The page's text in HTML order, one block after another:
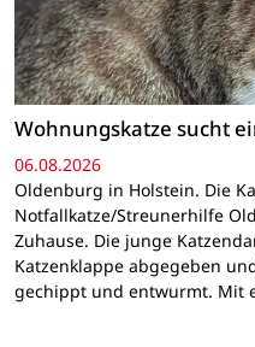
Wohnungskatze sucht
06.08.2026
Oldenburg in Holstein. Die
Notfallkatze/Streunerhilfe
Zuhause. Die junge
Katzenklappe abgegeben
gechippt und entwurmt. Mit